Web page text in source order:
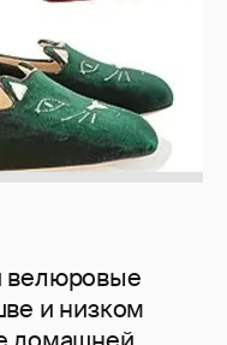
велюровые
и низком